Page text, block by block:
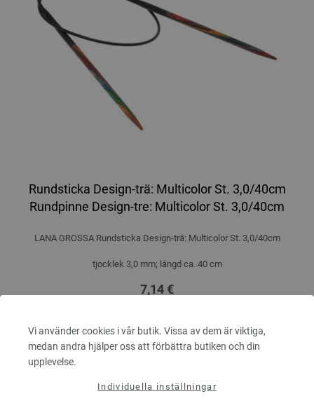
Vi använder cookies i vår butik. Vissa av dem är viktiga,
medan andra hjälper oss att förbättra butiken och din
upplevelse.
Individuella inställningar
Rundsticka Design-trä: Multicolor St. 3,0/40cm
Rundpinne Design-tre: Multicolor St. 3,0/40cm
LANA GROSSA Rundsticka Design-trä: Multicolor St. 3,0/40cm
tjocklek 3,0 mm; längd ca. 40 cm
7,14 €
ANTAL
I VARUKORGEN